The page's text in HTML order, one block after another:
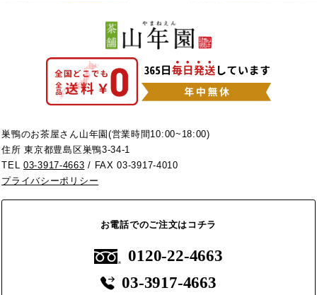
巣鴨のお茶屋さん山年園(営業時間10:00~18:00)
住所 東京都豊島区巣鴨3-34-1
TEL03-3917-4663 / FAX 03-3917-4010
プライバシーポリシー
お電話でのご注文はコチラ
0120-22-4663
03-3917-4663